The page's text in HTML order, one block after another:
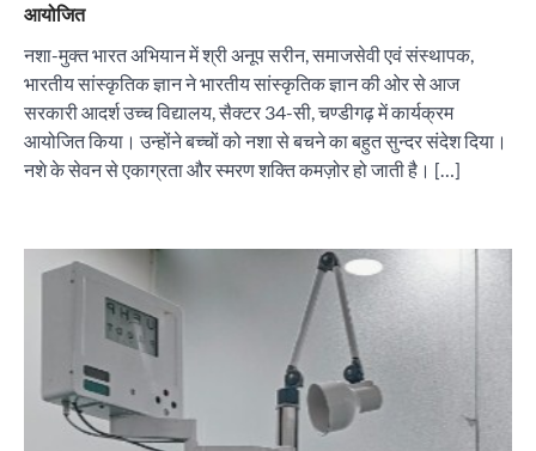
आयोजित
नशा-मुक्त भारत अभियान में श्री अनूप सरीन, समाजसेवी एवं संस्थापक,
भारतीय सांस्कृतिक ज्ञान ने भारतीय सांस्कृतिक ज्ञान की ओर से आज
सरकारी आदर्श उच्च विद्यालय, सैक्टर 34-सी, चण्डीगढ़ में कार्यक्रम
आयोजित किया। उन्होंने बच्चों को नशा से बचने का बहुत सुन्दर संदेश दिया।
नशे के सेवन से एकाग्रता और स्मरण शक्ति कमज़ोर हो जाती है। […]